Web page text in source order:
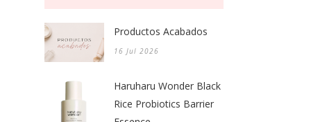
Productos Acabados
16 Jul 2026
Haruharu Wonder Black
Rice Probiotics Barrier